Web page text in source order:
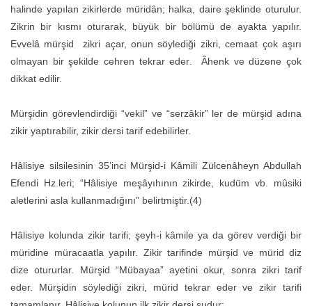
halinde yapılan zikirlerde müridân; halka, daire şeklinde oturulur.
Zikrin bir kısmı oturarak, büyük bir bölümü de ayakta yapılır.
Evvelâ mürşid zikri açar, onun söylediği zikri, cemaat çok aşırı
olmayan bir şekilde cehren tekrar eder. Âhenk ve düzene çok
dikkat edilir.
Mürşidin görevlendirdiği “vekil” ve “serzâkir” ler de mürşid adına
zikir yaptırabilir, zikir dersi tarif edebilirler.
Hâlisiye silsilesinin 35’inci Mürşid-i Kâmili Zülcenâheyn Abdullah
Efendi Hz.leri; “Hâlisiye meşâyıhının zikirde, kudüm vb. mûsiki
aletlerini asla kullanmadığını” belirtmiştir.(4)
Hâlisiye kolunda zikir tarifi; şeyh-i kâmile ya da görev verdiği bir
müridine müracaatla yapılır. Zikir tarifinde mürşid ve mürid diz
dize otururlar. Mürşid “Mübayaa” ayetini okur, sonra zikri tarif
eder. Mürşidin söylediği zikri, mürid tekrar eder ve zikir tarifi